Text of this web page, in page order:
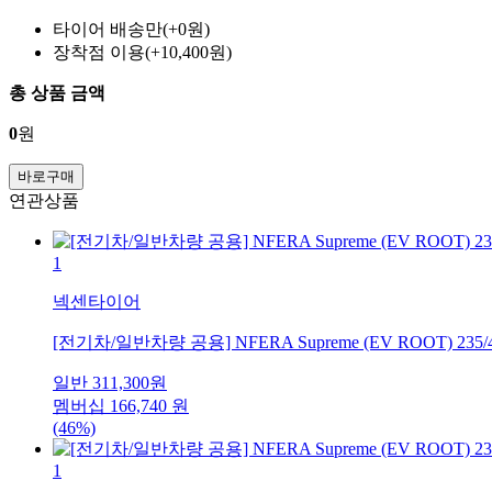
타이어 배송만(+0원)
장착점 이용(+10,400원)
총 상품 금액
0원
바로구매
연관상품
1
넥센타이어
[전기차/일반차량 공용] NFERA Supreme (EV ROOT) 235/
일반 311,300원
멤버십 166,740 원
(46%)
1